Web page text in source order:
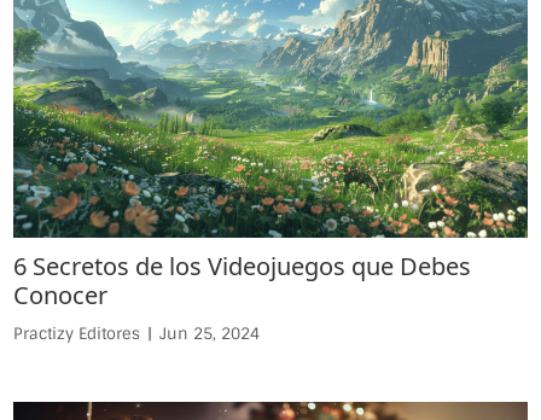
6 Secretos de los Videojuegos que Debes
Conocer
Practizy Editores | Jun 25, 2024